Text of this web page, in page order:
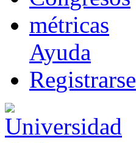
métricas
Ayuda
Registrarse